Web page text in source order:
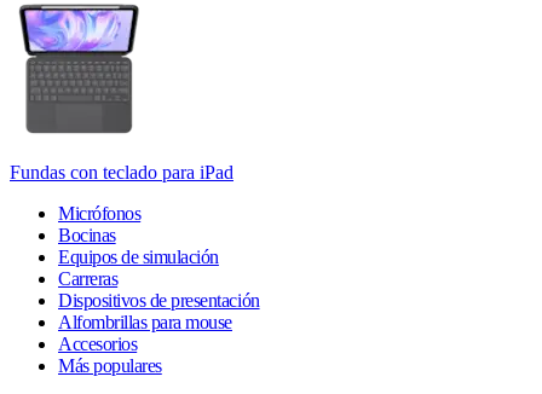
Fundas con teclado para iPad
Micrófonos
Bocinas
Equipos de simulación
Carreras
Dispositivos de presentación
Alfombrillas para mouse
Accesorios
Más populares